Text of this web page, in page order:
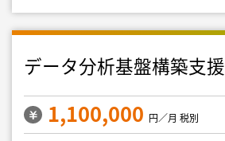
データ分析基盤構築支援
1,100,000 円／月 税別